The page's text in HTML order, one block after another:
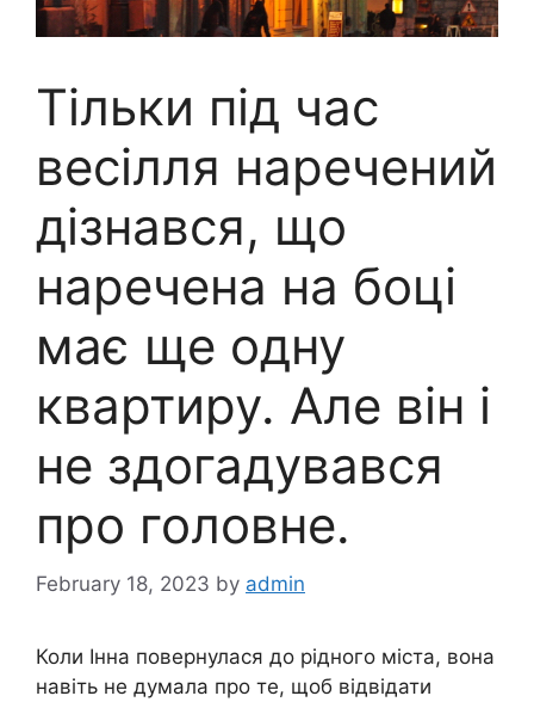
Тільки під час
весілля наречений
дізнався, що
наречена на боці
має ще одну
квартиру. Але він і
не здогадувався
про головне.
February 18, 2023 by admin
Коли Інна повернулася до рідного міста, вона
навіть не думала про те, щоб відвідати